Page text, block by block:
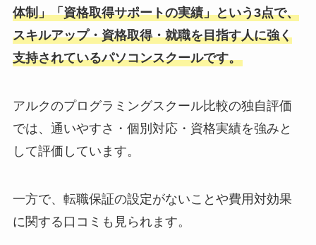
体制」「資格取得サポートの実績」という3点で、
スキルアップ・資格取得・就職を目指す人に強く
支持されているパソコンスクールです。
アルクのプログラミングスクール比較の独自評価
では、通いやすさ・個別対応・資格実績を強みと
して評価しています。
一方で、転職保証の設定がないことや費用対効果
に関する口コミも見られます。